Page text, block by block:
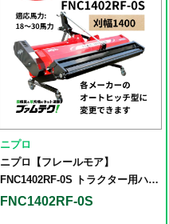
ニプロ
ニプロ【フレールモア】
FNC1402RF-0S トラクター用ハン
マーナイフモア草刈機
FNC1402RF-0S